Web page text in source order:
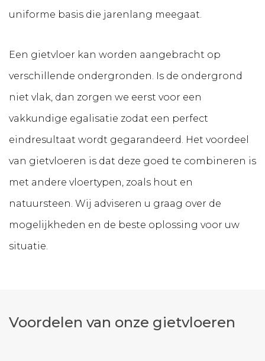
uniforme basis die jarenlang meegaat.
Een gietvloer kan worden aangebracht op
verschillende ondergronden. Is de ondergrond
niet vlak, dan zorgen we eerst voor een
vakkundige egalisatie zodat een perfect
eindresultaat wordt gegarandeerd. Het voordeel
van gietvloeren is dat deze goed te combineren is
met andere vloertypen, zoals hout en
natuursteen. Wij adviseren u graag over de
mogelijkheden en de beste oplossing voor uw
situatie.
Voordelen van onze gietvloeren